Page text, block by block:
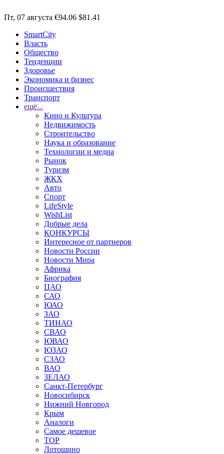
Пт, 07 августа €94.06 $81.41
SmartCity
Власть
Общество
Тенденции
Здоровье
Экономика и бизнес
Происшествия
Транспорт
ещё...
Кино и Культура
Недвижимость
Строительство
Наука и образование
Технологии и медиа
Рынок
Туризм
ЖКХ
Авто
Спорт
LifeStyle
WishList
Добрые дела
КОНКУРСЫ
Интересное от партнеров
Новости России
Новости Мира
Африка
Биография
ЦАО
САО
ЮАО
ЗАО
ТИНАО
СВАО
ЮВАО
ЮЗАО
СЗАО
ВАО
ЗЕЛАО
Санкт-Петербург
Новосибирск
Нижний Новгород
Крым
Аналоги
Самое дешевое
TOP
Лотошино